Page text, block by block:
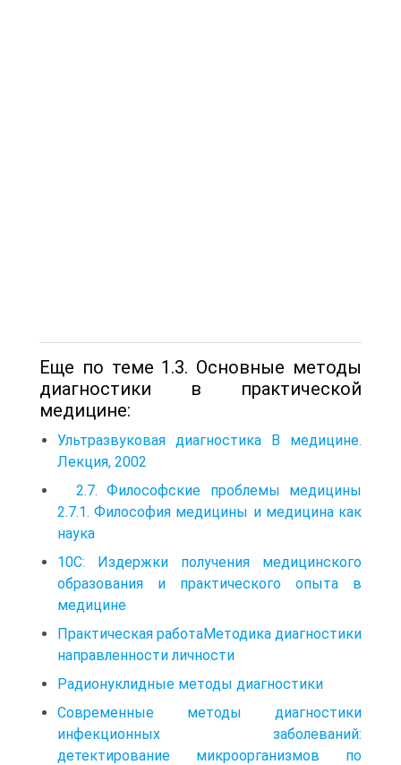
Еще по теме 1.3. Основные методы
диагностики в практической
медицине:
Ультразвуковая диагностика В медицине.
Лекция, 2002
2.7. Философские проблемы медицины
2.7.1. Философия медицины и медицина как
наука
10С: Издержки получения медицинского
образования и практического опыта в
медицине
Практическая работаМетодика диагностики
направленности личности
Радионуклидные методы диагностики
Современные методы диагностики
инфекционных заболеваний:
детектирование микроорганизмов по